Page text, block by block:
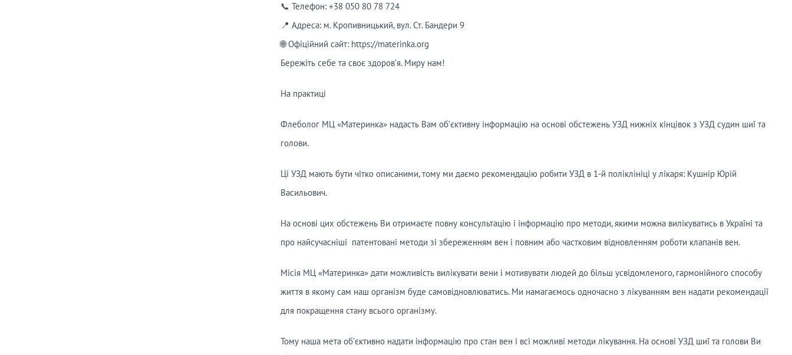
📞 Телефон: +38 050 80 78 724
📍 Адреса: м. Кропивницький, вул. Ст. Бандери 9
🌐 Офіційний сайт: https://materinka.org
Бережіть себе та своє здоров’я. Миру нам!
На практиці
Флеболог МЦ «Материнка» надасть Вам об’єктивну інформацію на основі обстежень УЗД нижніх кінцівок з УЗД судин шиї та
голови.
Ці УЗД мають бути чітко описаними, тому ми даємо рекомендацію робити УЗД в 1-й поліклініці у лікаря: Кушнір Юрій
Васильович.
На основі цих обстежень Ви отримаєте повну консультацію і інформацію про методи, якими можна вилікуватись в Україні та
про найсучасніші патентовані методи зі збереженням вен і повним або частковим відновленням роботи клапанів вен.
Місія МЦ «Материнка» дати можливість вилікувати вени і мотивувати людей до більш усвідомленого, гармонійного способу
життя в якому сам наш організм буде самовідновлюватись. Ми намагаємось одночасно з лікуванням вен надати рекомендації
для покращення стану всього організму.
Тому наша мета об’єктивно надати інформацію про стан вен і всі можливі методи лікування. На основі УЗД шиї та голови Ви